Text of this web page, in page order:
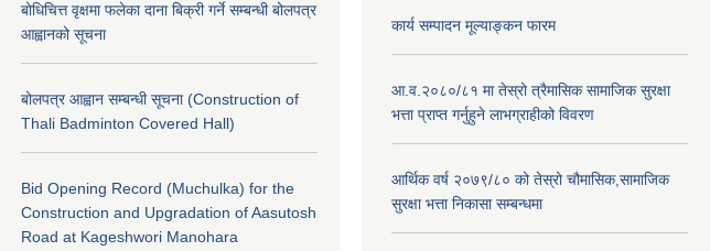
बोधिचित्त वृक्षमा फलेका दाना बिक्री गर्ने सम्बन्धी बोलपत्र
आह्वानको सूचना
बोलपत्र आह्वान सम्बन्धी सूचना (Construction of
Thali Badminton Covered Hall)
Bid Opening Record (Muchulka) for the
Construction and Upgradation of Aasutosh
Road at Kageshwori Manohara
कार्य सम्पादन मूल्याङ्कन फारम
आ.व.२०८०/८१ मा तेस्रो त्रैमासिक सामाजिक सुरक्षा
भत्ता प्राप्त गर्नुहुने लाभग्राहीको विवरण
आर्थिक वर्ष २०७९/८० को तेस्रो चौमासिक,सामाजिक
सुरक्षा भत्ता निकासा सम्बन्धमा